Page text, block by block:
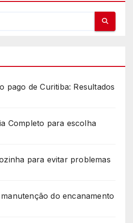
pago de Curitiba: Resultados
Completo para escolha
para evitar problemas
do encanamento